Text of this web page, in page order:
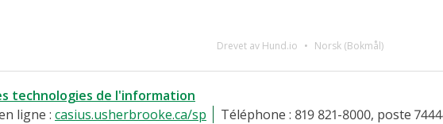
Drevet av Hund.io Norsk (Bokmål)
technologies de l'information
ligne : casius.usherbrooke.ca/sp
Téléphone : 819 821-8000, poste